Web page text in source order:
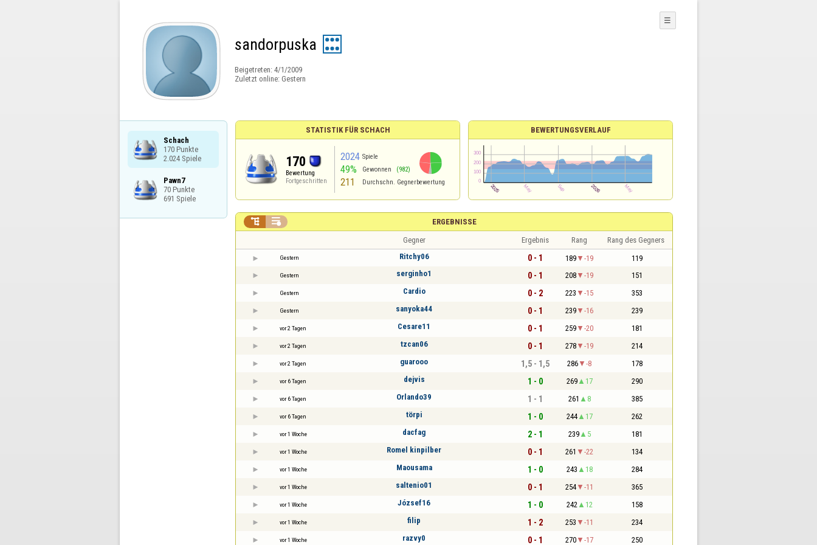
sandorpuska
Beigetreten: 4/1/2009
Zuletzt online: Gestern
☰
Schach
170 Punkte
2.024 Spiele
Pawn7
70 Punkte
691 Spiele
STATISTIK FÜR SCHACH
170
Bewertung
Fortgeschritten
2024 Spiele
49% Gewonnen (982)
211 Durchschn. Gegnerbewertung
BEWERTUNGSVERLAUF
ERGEBNISSE
 
Gegner Ergebnis Rang Rang des Gegners
Gestern Ritchy06 0 - 1 189 -19 119
Gestern serginho1 0 - 1 208 -19 151
Gestern Cardio 0 - 2 223 -15 353
Gestern sanyoka44 0 - 1 239 -16 239
vor 2 Tagen Cesare11 0 - 1 259 -20 181
vor 2 Tagen tzcan06 0 - 1 278 -19 214
vor 2 Tagen guarooo 1,5 - 1,5 286 -8 178
vor 6 Tagen dejvis 1 - 0 269 17 290
vor 6 Tagen Orlando39 1 - 1 261 8 385
vor 6 Tagen törpi 1 - 0 244 17 262
vor 1 Woche dacfag 2 - 1 239 5 181
vor 1 Woche Romel kinpilber 0 - 1 261 -22 134
vor 1 Woche Maousama 1 - 0 243 18 284
vor 1 Woche saltenio01 0 - 1 254 -11 365
vor 1 Woche József16 1 - 0 242 12 158
vor 1 Woche filip 1 - 2 253 -11 234
vor 1 Woche razvy0 0 - 1 270 -17 250